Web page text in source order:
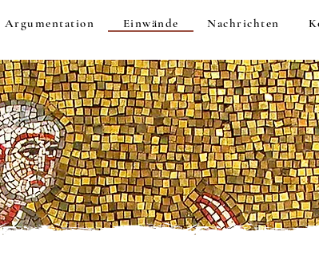
Argumentation Einwände Nachrichten